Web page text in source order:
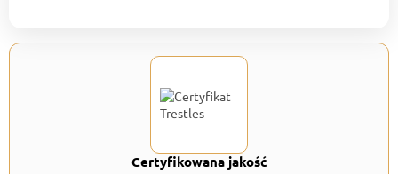
Certyfikowana jakość